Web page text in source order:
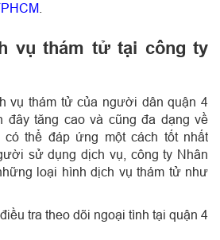
vụ thám tử tại công ty
vụ thám tử của người dân quận 4
đây tăng cao và cũng đa dạng về
thể đáp ứng một cách tốt nhất
sử dụng dịch vụ, công ty Nhân
loại hình dịch vụ thám tử như
tra theo dõi ngoại tình tại quận 4